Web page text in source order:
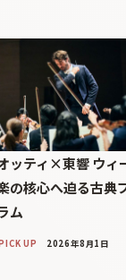
ッティ×東響 ウィ
の核心へ迫る古典
ム
UP 2026年8月1日